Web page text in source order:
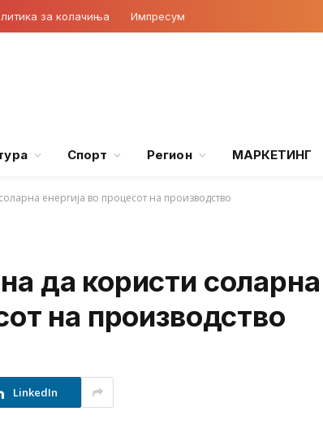
за колачиња Импресум
Спорт Регион МАРКЕТИНГ
енергија во процесот на производство
да користи соларна
на производство
LinkedIn